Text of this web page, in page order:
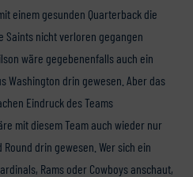
einem gesunden Quarterback die
Saints nicht verloren gegangen
wäre gegebenenfalls auch ein
Washington drin gewesen. Aber das
Eindruck des Teams
mit diesem Team auch wieder nur
drin gewesen. Wer sich ein
Rams oder Cowboys anschaut,